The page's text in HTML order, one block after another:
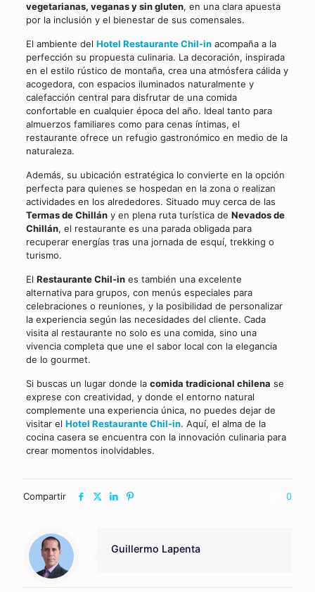
vegetarianas, veganas y sin gluten, en una clara apuesta
por la inclusión y el bienestar de sus comensales.
El ambiente del Hotel Restaurante Chil-inacompaña a la
perfección su propuesta culinaria. La decoración, inspirada
en el estilo rústico de montaña, crea una atmósfera cálida y
acogedora, con espacios iluminados naturalmente y
calefacción central para disfrutar de una comida
confortable en cualquier época del año. Ideal tanto para
almuerzos familiares como para cenas íntimas, el
restaurante ofrece un refugio gastronómico en medio de la
naturaleza.
Además, su ubicación estratégica lo convierte en la opción
perfecta para quienes se hospedan en la zona o realizan
actividades en los alrededores. Situado muy cerca de las
Termas de Chillány en plena ruta turística de Nevados de
Chillán, el restaurante es una parada obligada para
recuperar energías tras una jornada de esquí, trekking o
turismo.
El Restaurante Chil-ines también una excelente
alternativa para grupos, con menús especiales para
celebraciones o reuniones, y la posibilidad de personalizar
la experiencia según las necesidades del cliente. Cada
visita al restaurante no solo es una comida, sino una
vivencia completa que une el sabor local con la elegancia
de lo gourmet.
Si buscas un lugar donde la comida tradicional chilena se
exprese con creatividad, y donde el entorno natural
complemente una experiencia única, no puedes dejar de
visitar el Hotel Restaurante Chil-in. Aquí, el alma de la
cocina casera se encuentra con la innovación culinaria para
crear momentos inolvidables.
Compartir 0
Guillermo Lapenta